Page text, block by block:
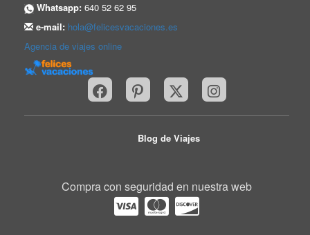
Whatsapp: 640 52 62 95
e-mail: hola@felicesvacaciones.es
Agencia de viajes online
Blog de Viajes
Compra con seguridad en nuestra web